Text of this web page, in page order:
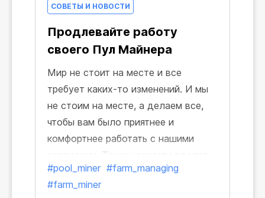
СОВЕТЫ И НОВОСТИ
Продлевайте работу
своего Пул Майнера
Мир не стоит на месте и все
требует каких-то изменений. И мы
не стоим на месте, а делаем все,
чтобы вам было приятнее и
комфортнее работать с нашими
сервисами. Так мы решили сделать
использование Пул Майнеров еще
удобнее и добавили возможность
#pool_miner #farm_managing
#farm_miner